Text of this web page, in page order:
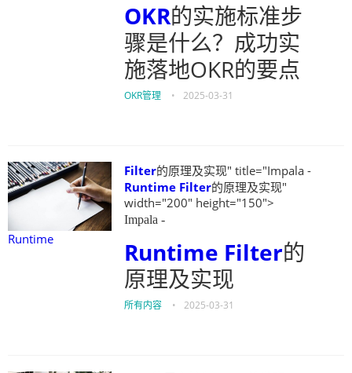
OKR的实施标准步
骤是什么？成功实
施落地OKR的要点
OKR管理 • 2025-03-31
Runtime
Filter的原理及实现" title="Impala -
Runtime Filter的原理及实现"
width="200" height="150">
Impala -
Runtime Filter的
原理及实现
所有内容 • 2025-03-31